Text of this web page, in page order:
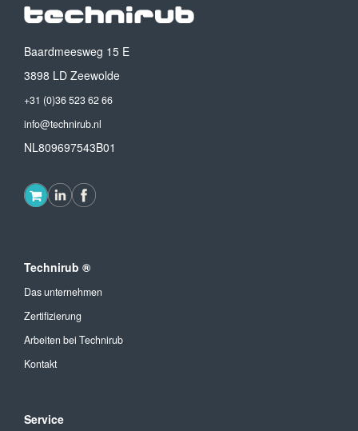
Baardmeesweg 15 E
3898 LD Zeewolde
+31 (0)36 523 62 66
info@technirub.nl
NL809697543B01
Technirub ®
Das unternehmen
Zertifizierung
Arbeiten bei Technirub
Kontakt
Service